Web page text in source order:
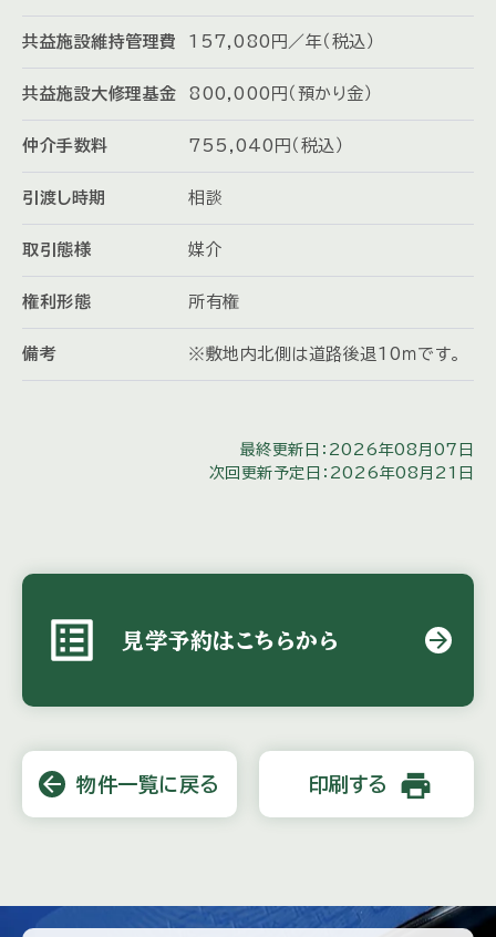
共益施設維持管理費 157,080円／年（税込）
共益施設大修理基金 800,000円（預かり金）
仲介手数料 755,040円（税込）
引渡し時期 相談
取引態様 媒介
権利形態 所有権
備考 ※敷地内北側は道路後退10ｍです。
最終更新日：2026年08月07日
次回更新予定日：2026年08月21日
list_alt 見学予約はこちらから arrow_forward
arrow_back 物件一覧に戻る 印刷する print